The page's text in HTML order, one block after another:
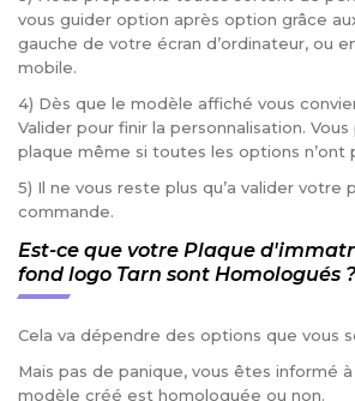
vous guider option après option grâce
gauche de votre écran d’ordinateur, ou
mobile.
4) Dès que le modèle affiché vous
Valider pour finir la personnalisation.
plaque même si toutes les options n’ont
5) Il ne vous reste plus qu’a valider votre
commande.
Est-ce que votre Plaque
fond logo Tarn sont Homologués ?
Cela va dépendre des options que vous
Mais pas de panique, vous êtes informé
modèle créé est homologuée ou non.